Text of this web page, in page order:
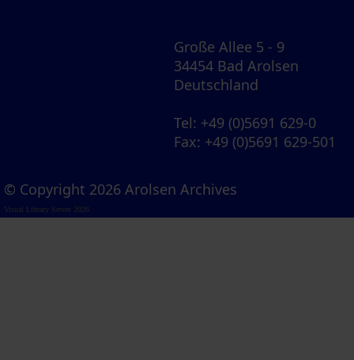
Große Allee 5 - 9
34454 Bad Arolsen
Deutschland
Tel: +49 (0)5691 629-0
Fax: +49 (0)5691 629-501
© Copyright 2026 Arolsen Archives
Visual Library Server 2026